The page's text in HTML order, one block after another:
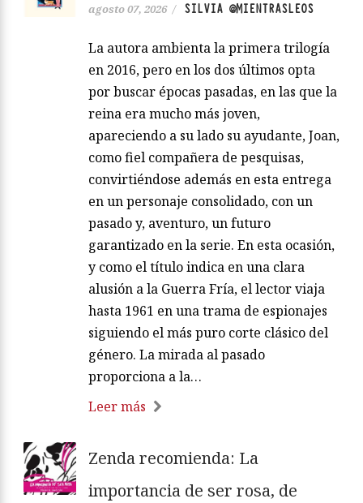
agosto 07, 2026 / SILVIA @MIENTRASLEOS
La autora ambienta la primera trilogía
en 2016, pero en los dos últimos opta
por buscar épocas pasadas, en las que la
reina era mucho más joven,
apareciendo a su lado su ayudante, Joan,
como fiel compañera de pesquisas,
convirtiéndose además en esta entrega
en un personaje consolidado, con un
pasado y, aventuro, un futuro
garantizado en la serie. En esta ocasión,
y como el título indica en una clara
alusión a la Guerra Fría, el lector viaja
hasta 1961 en una trama de espionajes
siguiendo el más puro corte clásico del
género. La mirada al pasado
proporciona a la…
Leer más
Zenda recomienda: La
importancia de ser rosa, de